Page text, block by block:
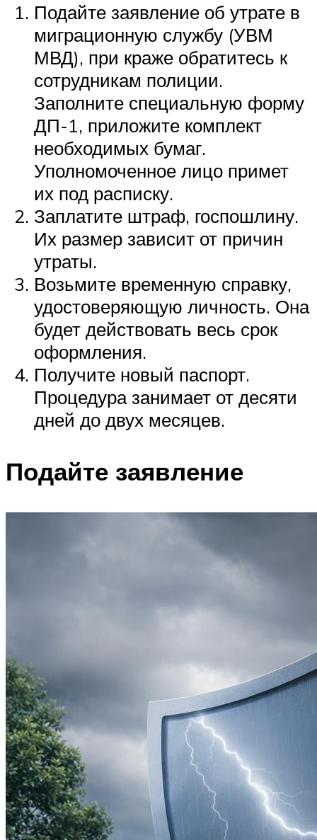
Подайте заявление об утрате в
миграционную службу (УВМ
МВД), при краже обратитесь к
сотрудникам полиции.
Заполните специальную форму
ДП-1, приложите комплект
необходимых бумаг.
Уполномоченное лицо примет
их под расписку.
Заплатите штраф, госпошлину.
Их размер зависит от причин
утраты.
Возьмите временную справку,
удостоверяющую личность. Она
будет действовать весь срок
оформления.
Получите новый паспорт.
Процедура занимает от десяти
дней до двух месяцев.
Подайте заявление